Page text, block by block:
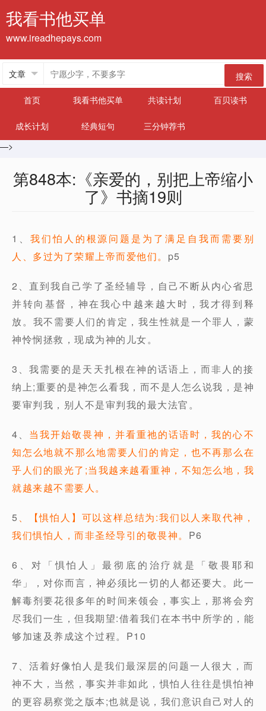
我看书他买单
www.ireadhepays.com
搜索
首页
我看书他买单 共读计划 百贝读书
成长计划 经典短句
三分钟荐书
—>
第848本:《亲爱的，别把上帝缩小
了》书摘19则
1、 我们怕人的根源问题是为了满足自我而需要别
人、多过为了荣耀上帝而爱他们。 p5
2、直到我自己学了圣经辅导，自己不断从内心省思
并转向基督，神在我心中越来越大时，我才得到释
放。我不需要人们的肯定，我生性就是一个罪人，蒙
神怜悯拯救，现成为神的儿女。
3、我需要的是天天扎根在神的话语上，而非人的接
纳上;重要的是神怎么看我，而不是人怎么说我，是神
要审判我，别人不是审判我的最大法官。
4、 当我开始敬畏神，并看重祂的话语时，我的心不
知怎么地就不那么地需要人们的肯定，也不再那么在
乎人们的眼光了;当我越来越看重神，不知怎么地，我
就越来越不需要人。
5 、【惧怕人】可以这样总结为:我们以人来取代神，
我们惧怕人，而非圣经导引的敬畏神。 P6
6、对「惧怕人」最彻底的治疗就是「敬畏耶和
华」，对你而言，神必须比一切的人都还要大。此一
解毒剂要花很多年的时间来领会，事实上，那将会穷
尽我们一生，但我期望:借着我们在本书中所学的，能
够加速及养成这个过程。P10
7、活着好像怕人是我们最深层的问题一人很大，而
神不大，当然，事实并非如此，惧怕人往往是惧怕神
的更容易察觉之版本;也就是说，我们意识自己对人的